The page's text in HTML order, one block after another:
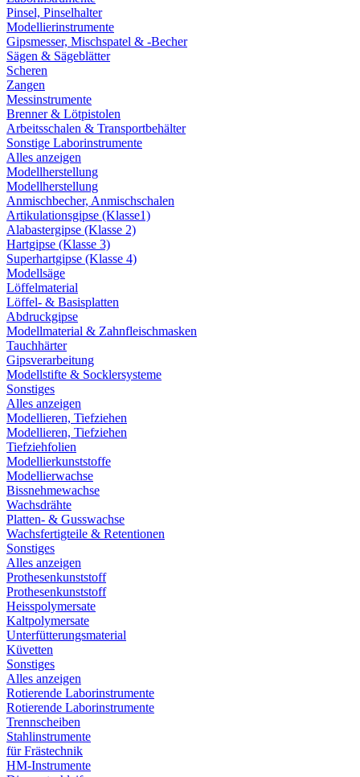
Pinsel, Pinselhalter
Modellierinstrumente
Gipsmesser, Mischspatel & -Becher
Sägen & Sägeblätter
Scheren
Zangen
Messinstrumente
Brenner & Lötpistolen
Arbeitsschalen & Transportbehälter
Sonstige Laborinstrumente
Alles anzeigen
Modellherstellung
Modellherstellung
Anmischbecher, Anmischschalen
Artikulationsgipse (Klasse1)
Alabastergipse (Klasse 2)
Hartgipse (Klasse 3)
Superhartgipse (Klasse 4)
Modellsäge
Löffelmaterial
Löffel- & Basisplatten
Abdruckgipse
Modellmaterial & Zahnfleischmasken
Tauchhärter
Gipsverarbeitung
Modellstifte & Socklersysteme
Sonstiges
Alles anzeigen
Modellieren, Tiefziehen
Modellieren, Tiefziehen
Tiefziehfolien
Modellierkunststoffe
Modellierwachse
Bissnehmewachse
Wachsdrähte
Platten- & Gusswachse
Wachsfertigteile & Retentionen
Sonstiges
Alles anzeigen
Prothesenkunststoff
Prothesenkunststoff
Heisspolymersate
Kaltpolymersate
Unterfütterungsmaterial
Küvetten
Sonstiges
Alles anzeigen
Rotierende Laborinstrumente
Rotierende Laborinstrumente
Trennscheiben
Stahlinstrumente
für Frästechnik
HM-Instrumente